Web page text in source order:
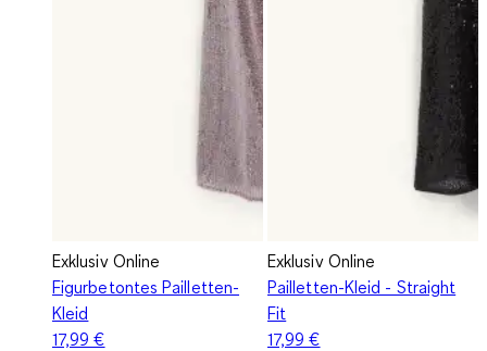
Exklusiv Online
Figurbetontes Pailletten-
Kleid
17,99 €
Exklusiv Online
Pailletten-Kleid - Straight
Fit
17,99 €